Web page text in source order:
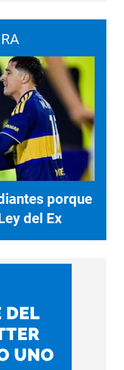
porque
del Ex